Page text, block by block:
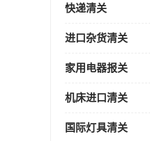
快递清关
进口杂货清关
家用电器报关
机床进口清关
国际灯具清关